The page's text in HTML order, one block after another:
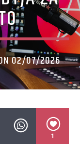
02/07/2026
1